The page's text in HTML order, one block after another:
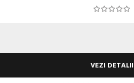
VEZI DETALII